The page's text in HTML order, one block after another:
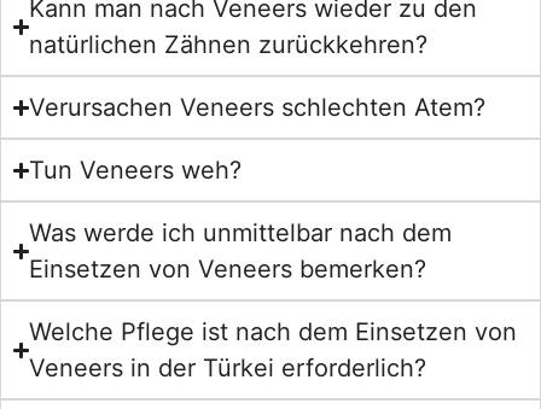
Kann man nach Veneers wieder zu den
natürlichen Zähnen zurückkehren?
Verursachen Veneers schlechten Atem?
Tun Veneers weh?
Was werde ich unmittelbar nach dem
Einsetzen von Veneers bemerken?
Welche Pflege ist nach dem Einsetzen von
Veneers in der Türkei erforderlich?